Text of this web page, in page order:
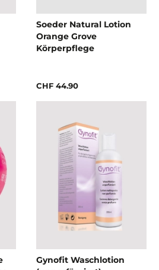
Soeder Natural Lotion
Orange Grove
Körperpflege
CHF 44.90
Gynofit Waschlotion